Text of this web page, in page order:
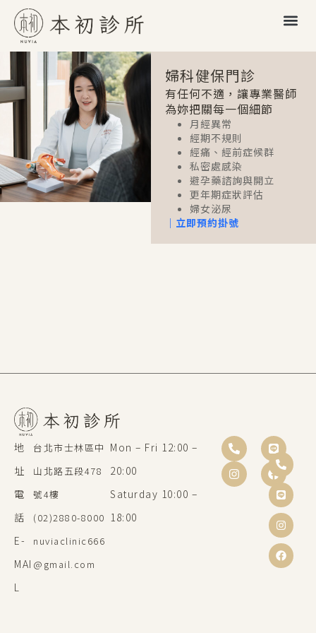
婦科健保門診
有任何不適，讓專業醫師
為妳把關每一個細節
月經異常
經期不規則
經痛、經前症候群
私密處感染
避孕藥諮詢與開立
更年期症狀評估
婦女泌尿
｜立即預約掛號
地
址
電
話
E-
MAI
L
台北市士林區中
山北路五段478
號4樓
(02)2880-8000
nuviaclinic666
@gmail.com
Mon – Fri 12:00 –
20:00
Saturday 10:00 –
18:00